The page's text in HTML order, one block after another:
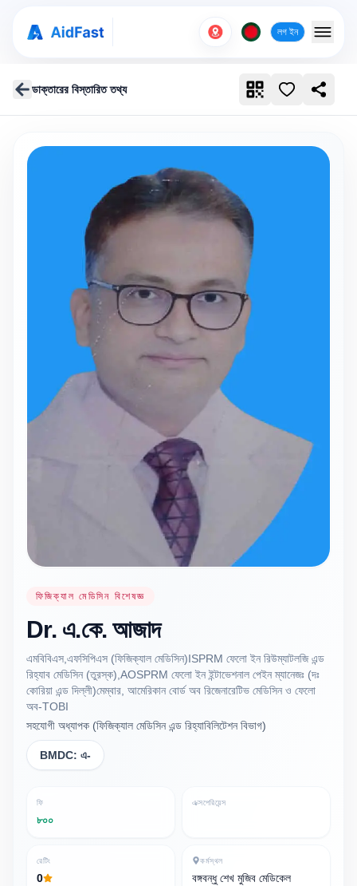
লগ ইন
ডাক্তারের বিস্তারিত তথ্য
ফিজিক্যাল মেডিসিন বিশেষজ্ঞ
Dr. এ.কে. আজাদ
এমবিবিএস,এফসিপিএস (ফিজিক্যাল মেডিসিন)ISPRM ফেলো ইন রিউম্যাটলজি এন্ড
রিহ্যাব মেডিসিন (তুরস্ক),AOSPRM ফেলো ইন ইন্টাভেশনাল পেইন ম্যানেজঃ (দঃ
কোরিয়া এন্ড দিল্লী)মেম্বার, আমেরিকান বোর্ড অব রিজেনারেটিভ মেডিসিন ও ফেলো
অব-TOBI
সহযোগী অধ্যাপক (ফিজিক্যাল মেডিসিন এন্ড রিহ্যাবিলিটেশন বিভাগ)
BMDC: এ-
ফি
৮০০
এক্সপেরিয়েন্স
রেটিং
0
কর্মস্থল
বঙ্গবন্ধু শেখ মুজিব মেডিকেল